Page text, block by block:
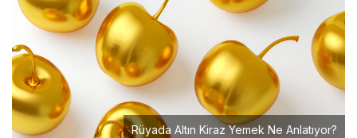
Rüyada Altın Kiraz Yemek Ne Anlatıyor?